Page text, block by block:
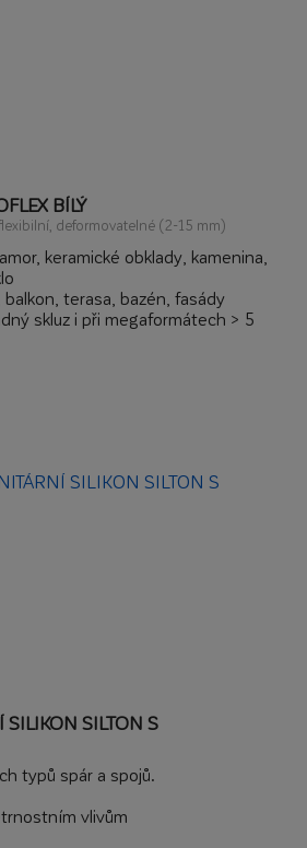
BÍLÝ
deformovatelné (2-15 mm)
keramické obklady, kamenina,
terasa, bazén, fasády
skluz i při megaformátech > 5
jsou: kov, OSB desky,
SILIKON SILTON S
typů spár a spojů.
vlivům